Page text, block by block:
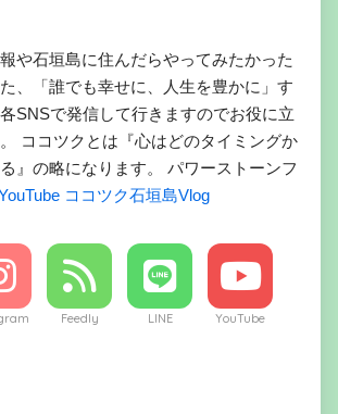
や石垣島に住んだらやってみたかった
、「誰でも幸せに、人生を豊かに」す
SNSで発信して行きますのでお役に立
ココツクとは『心はどのタイミングか
』の略になります。 パワーストーンフ
ココツク石垣島Vlog
Feedly LINE YouTube